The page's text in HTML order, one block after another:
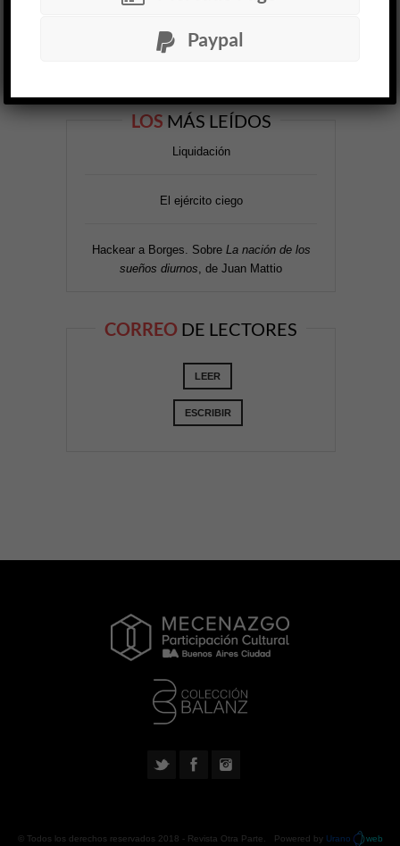
ARCHIVO OP SEMANAL
LOS MÁS LEÍDOS
Liquidación
El ejército ciego
Hackear a Borges. Sobre La nación de los
sueños diurnos , de Juan Mattio
CORREO DE LECTORES
LEER
ESCRIBIR
© Todos los derechos reservados 2018 - Revista Otra Parte . Powered by Urano web
Paypal